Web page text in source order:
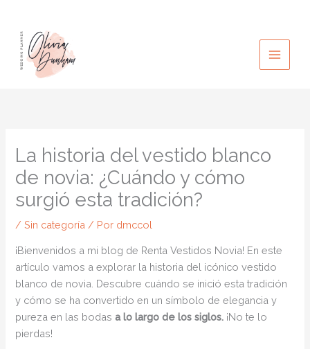
contenido
La historia del vestido blanco
de novia: ¿Cuándo y cómo
surgió esta tradición?
/Sin categoría / Por dmccol
¡Bienvenidos a mi blog de Renta Vestidos Novia! En este
artículo vamos a explorar la historia del icónico vestido
blanco de novia. Descubre cuándo se inició esta tradición
y cómo se ha convertido en un símbolo de elegancia y
pureza en las bodasa lo largo de los siglos. ¡No te lo
pierdas!